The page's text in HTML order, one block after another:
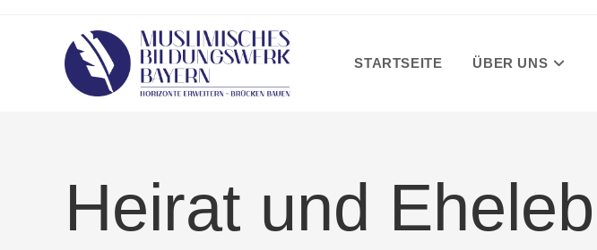
STARTSEITE ÜBER UNS
Heirat und